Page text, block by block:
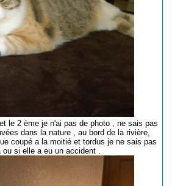
le 2 ème je n'ai pas de photo , ne sais pas
dans la nature , au bord de la rivière,
coupé a la moitié et tordus je ne sais pas
si elle a eu un accident .